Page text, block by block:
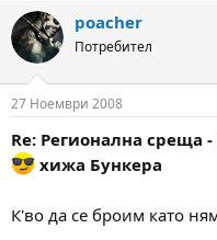
poacher
Потребител
27 Ноември 2008
Re: Регионална среща
хижа Бункера
К'во да се броим като